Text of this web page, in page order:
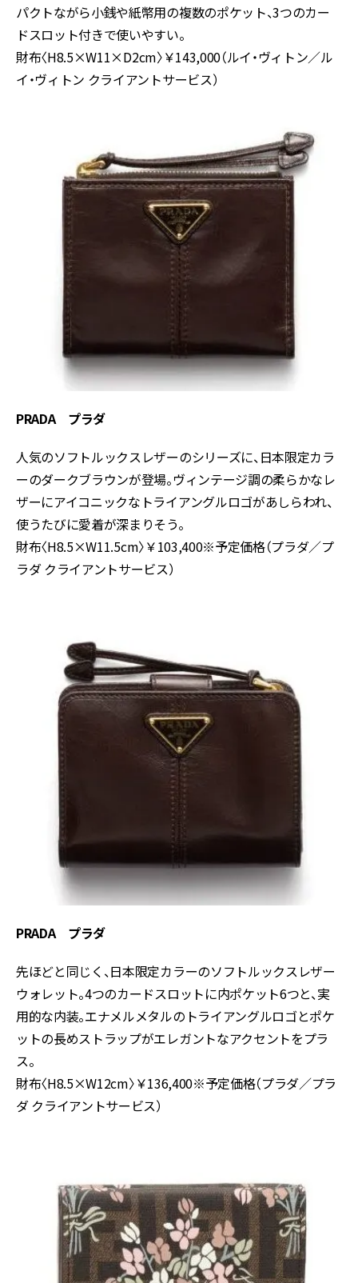
パクトながら小銭や紙幣用の複数のポケット、3つのカー
ドスロット付きで使いやすい。
財布〈H8.5×W11×D2cm〉￥143,000（ルイ・ヴィトン／ル
イ・ヴィトン クライアントサービス）
PRADA プラダ
人気のソフトルックスレザーのシリーズに、日本限定カラ
ーのダークブラウンが登場。ヴィンテージ調の柔らかなレ
ザーにアイコニックなトライアングルロゴがあしらわれ、
使うたびに愛着が深まりそう。
財布〈H8.5×W11.5cm〉￥103,400※予定価格（プラダ／プ
ラダ クライアントサービス）
PRADA プラダ
先ほどと同じく、日本限定カラーのソフトルックスレザー
ウォレット。4つのカードスロットに内ポケット6つと、実
用的な内装。エナメルメタルのトライアングルロゴとポケ
ットの長めストラップがエレガントなアクセントをプラ
ス。
財布〈H8.5×W12cm〉￥136,400※予定価格（プラダ／プラ
ダ クライアントサービス）